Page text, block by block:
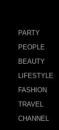
PARTY
PEOPLE
BEAUTY
LIFESTYLE
FASHION
TRAVEL
CHANNEL